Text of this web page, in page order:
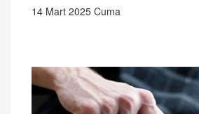
14 Mart 2025 Cuma